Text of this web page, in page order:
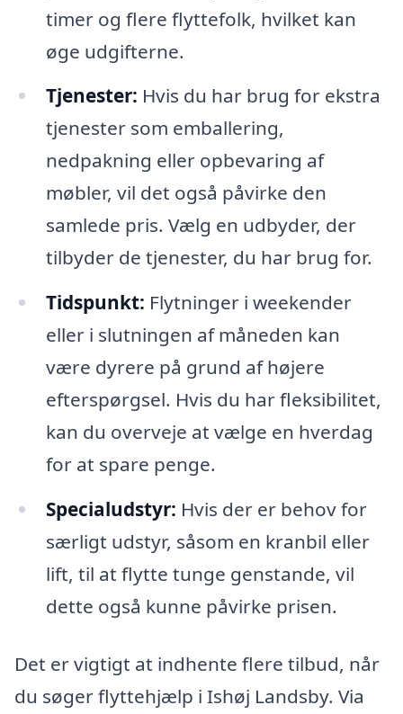
timer og flere flyttefolk, hvilket kan
øge udgifterne.
Tjenester: Hvis du har brug for ekstra
tjenester som emballering,
nedpakning eller opbevaring af
møbler, vil det også påvirke den
samlede pris. Vælg en udbyder, der
tilbyder de tjenester, du har brug for.
Tidspunkt: Flytninger i weekender
eller i slutningen af måneden kan
være dyrere på grund af højere
efterspørgsel. Hvis du har fleksibilitet,
kan du overveje at vælge en hverdag
for at spare penge.
Specialudstyr: Hvis der er behov for
særligt udstyr, såsom en kranbil eller
lift, til at flytte tunge genstande, vil
dette også kunne påvirke prisen.
Det er vigtigt at indhente flere tilbud, når
du søger flyttehjælp i Ishøj Landsby. Via